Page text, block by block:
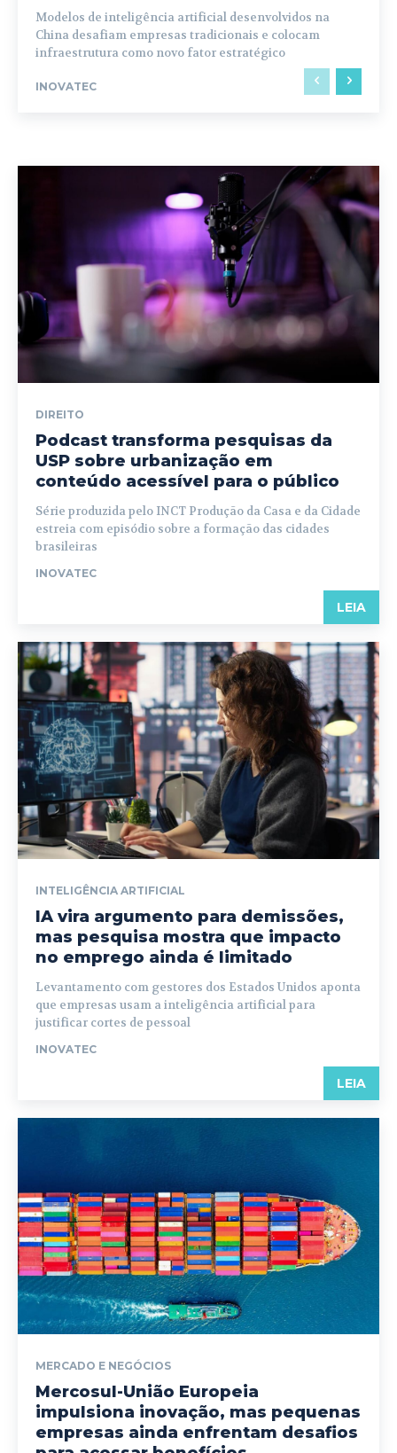
Modelos de inteligência artificial desenvolvidos na
China desafiam empresas tradicionais e colocam
infraestrutura como novo fator estratégico
INOVATEC
DIREITO
Podcast transforma pesquisas da
USP sobre urbanização em
conteúdo acessível para o público
Série produzida pelo INCT Produção da Casa e da Cidade
estreia com episódio sobre a formação das cidades
brasileiras
INOVATEC
LEIA
INTELIGÊNCIA ARTIFICIAL
IA vira argumento para demissões,
mas pesquisa mostra que impacto
no emprego ainda é limitado
Levantamento com gestores dos Estados Unidos aponta
que empresas usam a inteligência artificial para
justificar cortes de pessoal
INOVATEC
LEIA
MERCADO E NEGÓCIOS
Mercosul-União Europeia
impulsiona inovação, mas pequenas
empresas ainda enfrentam desafios